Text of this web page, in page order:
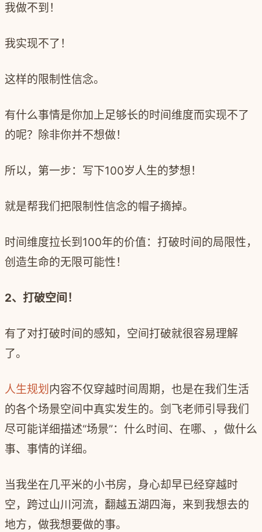
我做不到！
我实现不了！
这样的限制性信念。
有什么事情是你加上足够长的时间维度而实现不了
的呢？除非你并不想做！
所以，第一步：写下100岁人生的梦想！
就是帮我们把限制性信念的帽子摘掉。
时间维度拉长到 100年的价值：打破时间的局限性，
创造生命的无限可能性！
2、打破空间！
有了对打破时间的感知，空间打破就很容易理解
了。
人生规划 内容不仅穿越时间周期，也是在我们生活
的各个场景空间中真实发生的。剑飞老师引导我们
尽可能详细描述“场景”：什么时间、在哪、，做什么
事、事情的详细。
当我坐在几平米的小书房，身心却早已经穿越时
空，跨过山川河流，翻越五湖四海，来到我想去的
地方，做我想要做的事。